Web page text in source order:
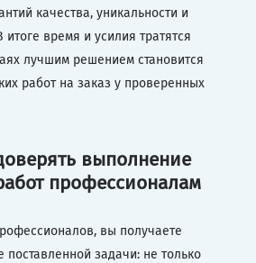
качества, уникальности и
время и усилия тратятся
лучшим решением становится
работ на заказ у проверенных
выполнение
профессионалам
вы получаете
задачи: не только